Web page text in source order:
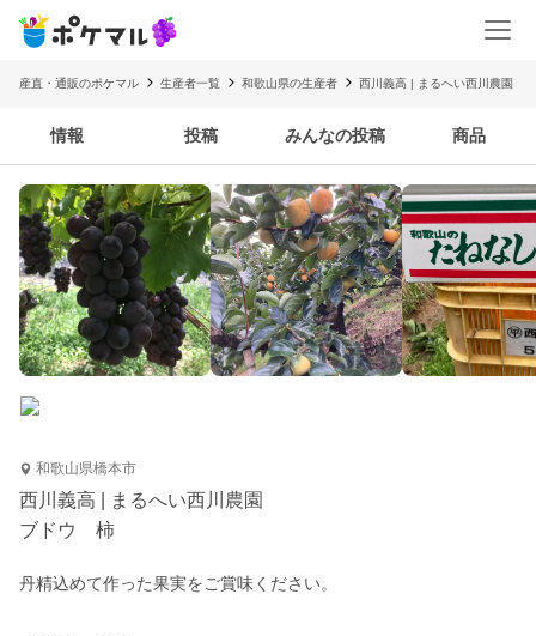
産直・通販のポケマル 生産者一覧 和歌山県の生産者 西川義高 | まるへい西川農園
情報 投稿 みんなの投稿 商品
和歌山県橋本市
西川義高 | まるへい西川農園
ブドウ 柿
丹精込めて作った果実をご賞味ください。